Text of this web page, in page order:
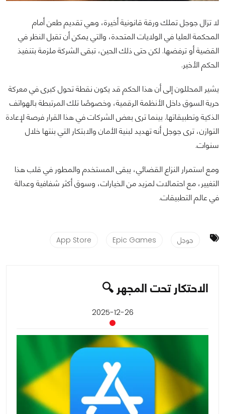
لا تزال جوجل تملك ورقة قانونية أخيرة، وهي تقديم طعن أمام
المحكمة العليا في الولايات المتحدة، والتي يمكن أن تقبل النظر في
القضية أو ترفضها. لكن حتى ذلك الحين، تبقى الشركة ملزمة بتنفيذ
الحكم الأخير.
يشير المحللون إلى أن هذا الحكم قد يكون نقطة تحول كبرى في معركة
حرية السوق داخل الأنظمة الرقمية، وخصوصًا تلك المرتبطة بالهواتف
الذكية وتطبيقاتها. بينما ترى بعض الشركات في هذا القرار فرصة لإعادة
التوازن، ترى جوجل أنه تهديد لبنية الأمان والابتكار التي بنتها خلال
سنوات.
ومع استمرار النزاع القضائي، يبقى المستخدم والمطور في قلب هذا
التغيير، مع احتمالات لمزيد من الخيارات، وسوق أكثر شفافية وعدالة
في عالم التطبيقات.
جوجل Epic Games
App Store
الاحتكار تحت المجهر 🔍
2025-12-26